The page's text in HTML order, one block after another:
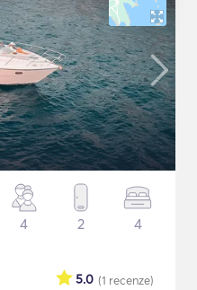
4 2 4
(1 recenze)
5.0